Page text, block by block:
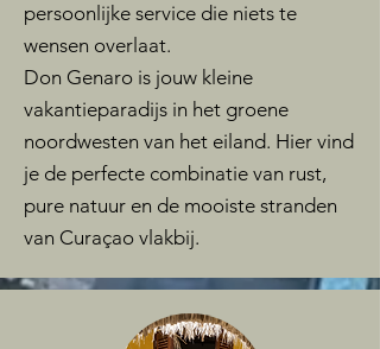
persoonlijke service die niets te
wensen overlaat.
Don Genaro is jouw kleine
vakantieparadijs in het groene
noordwesten van het eiland. Hier vind
je de perfecte combinatie van rust,
pure natuur en de mooiste stranden
van Curaçao vlakbij.